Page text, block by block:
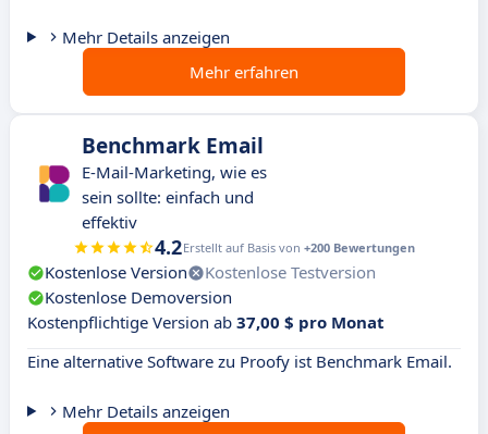
Mehr Details anzeigen
Mehr erfahren
Benchmark Email
E-Mail-Marketing, wie es
sein sollte: einfach und
effektiv
4.2Erstellt auf Basis von +200 Bewertungen
Kostenlose Version
Kostenlose Testversion
Kostenlose Demoversion
Kostenpflichtige Version ab 37,00 $ pro Monat
Eine alternative Software zu Proofy ist Benchmark Email.
Mehr Details anzeigen